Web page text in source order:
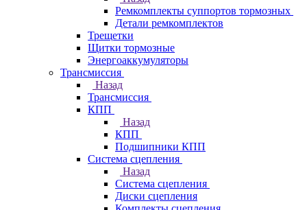
Ремкомплекты суппортов тормозных
Детали ремкомплектов
Трещетки
Щитки тормозные
Энергоаккумуляторы
Трансмиссия
Назад
Трансмиссия
КПП
Назад
КПП
Подшипники КПП
Система сцепления
Назад
Система сцепления
Диски сцепления